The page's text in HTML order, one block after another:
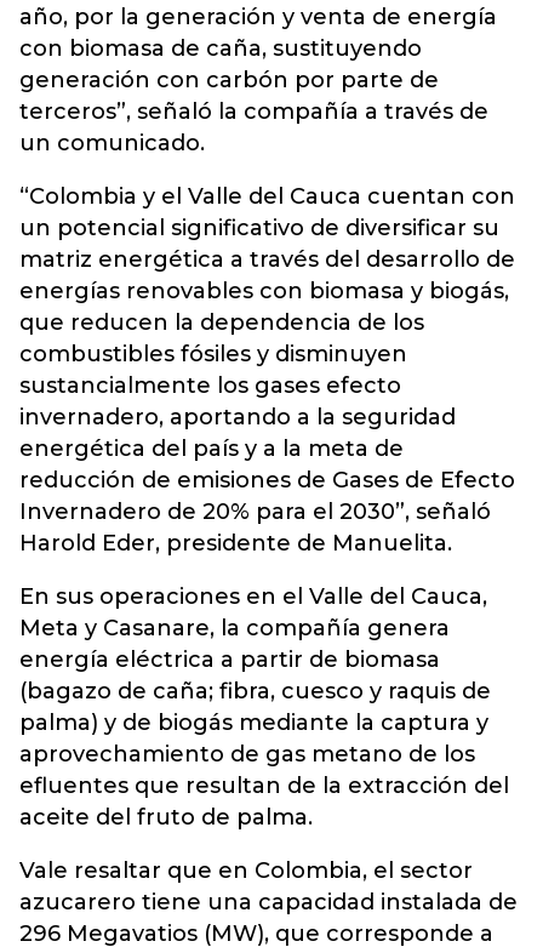
año, por la generación y venta de energía
con biomasa de caña, sustituyendo
generación con carbón por parte de
terceros”, señaló la compañía a través de
un comunicado.
“Colombia y el Valle del Cauca cuentan con
un potencial significativo de diversificar su
matriz energética a través del desarrollo de
energías renovables con biomasa y biogás,
que reducen la dependencia de los
combustibles fósiles y disminuyen
sustancialmente los gases efecto
invernadero, aportando a la seguridad
energética del país y a la meta de
reducción de emisiones de Gases de Efecto
Invernadero de 20% para el 2030”, señaló
Harold Eder, presidente de Manuelita.
En sus operaciones en el Valle del Cauca,
Meta y Casanare, la compañía genera
energía eléctrica a partir de biomasa
(bagazo de caña; fibra, cuesco y raquis de
palma) y de biogás mediante la captura y
aprovechamiento de gas metano de los
efluentes que resultan de la extracción del
aceite del fruto de palma.
Vale resaltar que en Colombia, el sector
azucarero tiene una capacidad instalada de
296 Megavatios (MW), que corresponde a